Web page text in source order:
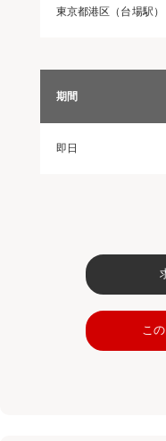
東京都港区（台場駅）
期間
即日
こ